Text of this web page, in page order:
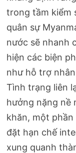
trong tầm kiểm
quân sự
nước sẽ nhanh
hiện các biện
như hỗ trợ
Tình trạng liên
hưởng nặng nề
khăn, một phần
đặt hạn chế
xung quanh